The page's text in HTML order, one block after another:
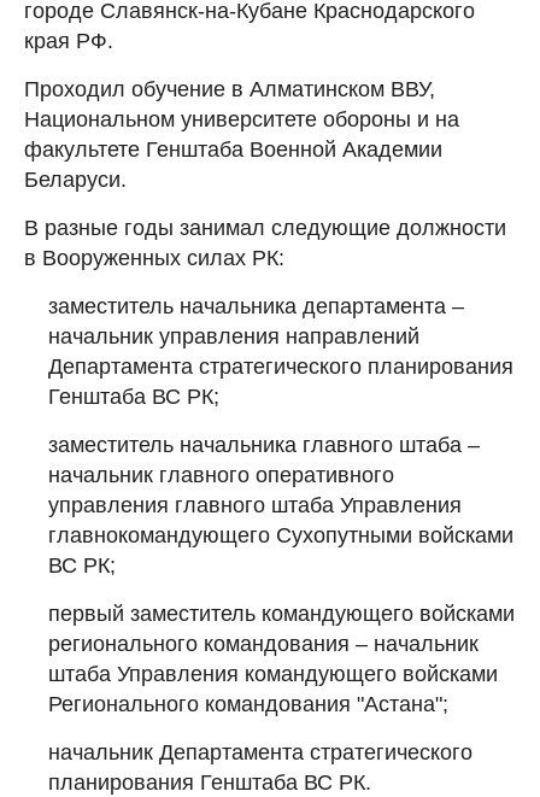
городе Славянск-на-Кубане Краснодарского
края РФ.
Проходил обучение в Алматинском ВВУ,
Национальном университете обороны и на
факультете Генштаба Военной Академии
Беларуси.
В разные годы занимал следующие должности
в Вооруженных силах РК:
заместитель начальника департамента –
начальник управления направлений
Департамента стратегического планирования
Генштаба ВС РК;
заместитель начальника главного штаба –
начальник главного оперативного
управления главного штаба Управления
главнокомандующего Сухопутными войсками
ВС РК;
первый заместитель командующего войсками
регионального командования – начальник
штаба Управления командующего войсками
Регионального командования "Астана";
начальник Департамента стратегического
планирования Генштаба ВС РК.